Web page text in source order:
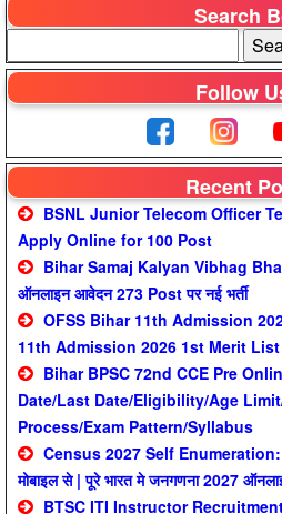
Search
Follow
Recent
BSNL Junior Telecom Officer
Apply Online for 100 Post
Bihar Samaj Kalyan Vibhag
ऑनलाइन आवेदन 273 Post पर नई भर्ती
OFSS Bihar 11th Admission
11th Admission 2026 1st Merit List
Bihar BPSC 72nd CCE Pre
Date/Last Date/Eligibility/Age
Process/Exam Pattern/Syllabus
Census 2027 Self Enumeration:
मोबाइल से | पूरे भारत मे जनगणना 2027
BTSC ITI Instructor